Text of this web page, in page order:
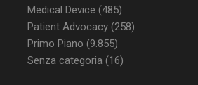
Medical Device (485)
Patient Advocacy (258)
Primo Piano (9.855)
Senza categoria (16)